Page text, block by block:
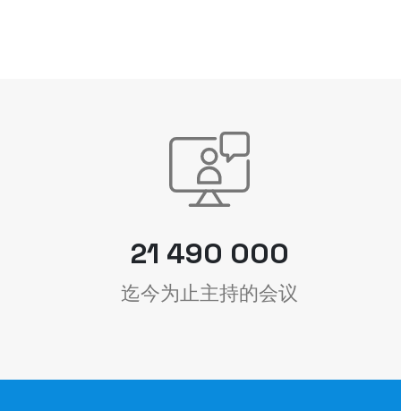
21 490 000
迄今为止主持的会议